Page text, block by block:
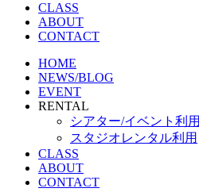
CLASS
ABOUT
CONTACT
HOME
NEWS/BLOG
EVENT
RENTAL
シアター/イベント利用
スタジオレンタル利用
CLASS
ABOUT
CONTACT